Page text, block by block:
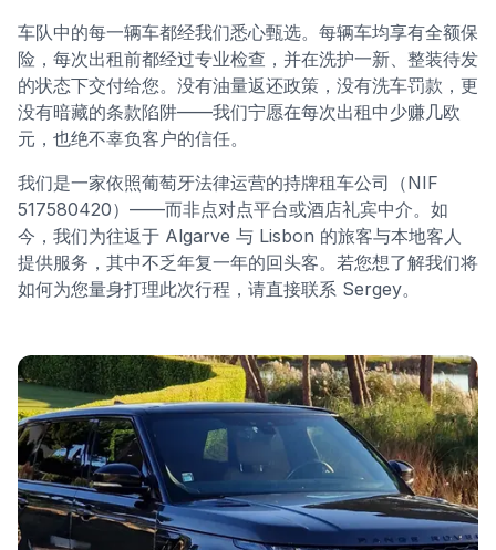
车队中的每一辆车都经我们悉心甄选。每辆车均享有全额保
险，每次出租前都经过专业检查，并在洗护一新、整装待发
的状态下交付给您。没有油量返还政策，没有洗车罚款，更
没有暗藏的条款陷阱——我们宁愿在每次出租中少赚几欧
元，也绝不辜负客户的信任。
我们是一家依照葡萄牙法律运营的持牌租车公司（NIF
517580420）——而非点对点平台或酒店礼宾中介。如
今，我们为往返于 Algarve 与 Lisbon 的旅客与本地客人
提供服务，其中不乏年复一年的回头客。若您想了解我们将
如何为您量身打理此次行程，请直接联系 Sergey。